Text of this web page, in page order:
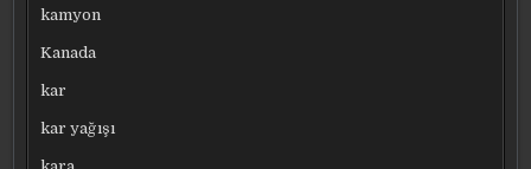
kamyon
Kanada
kar
kar yağışı